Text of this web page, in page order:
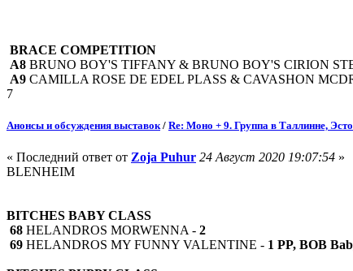
BRACE COMPETITION
A8 BRUNO BOY'S TIFFANY & BRUNO BOY'S CIRION
A9 CAMILLA ROSE DE EDEL PLASS & CAVASHON
7
Анонсы и обсуждения выставок/ Re: Моно + 9. Группа в Таллинне,
« Последний ответ от Zoja Puhur 24 Август 2020 19:07:54 »
BLENHEIM
BITCHES BABY CLASS
68 HELANDROS MORWENNA - 2
69 HELANDROS MY FUNNY VALENTINE - 1 PP, BOB